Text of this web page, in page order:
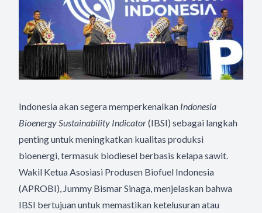
Indonesia akan segera memperkenalkan Indonesia
Bioenergy Sustainability Indicator(IBSI) sebagai langkah
penting untuk meningkatkan kualitas produksi
bioenergi, termasuk biodiesel berbasis kelapa sawit.
Wakil Ketua Asosiasi Produsen Biofuel Indonesia
(APROBI), Jummy Bismar Sinaga, menjelaskan bahwa
IBSI bertujuan untuk memastikan ketelusuran atau